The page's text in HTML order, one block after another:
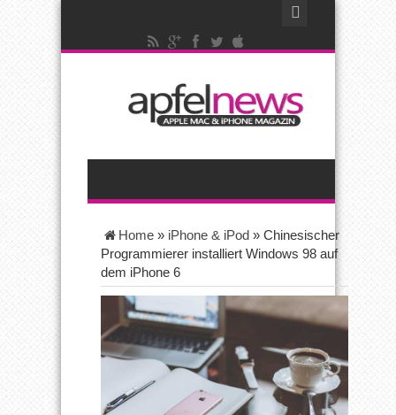
Home » iPhone & iPod » Chinesischer
Programmierer installiert Windows 98 auf
dem iPhone 6